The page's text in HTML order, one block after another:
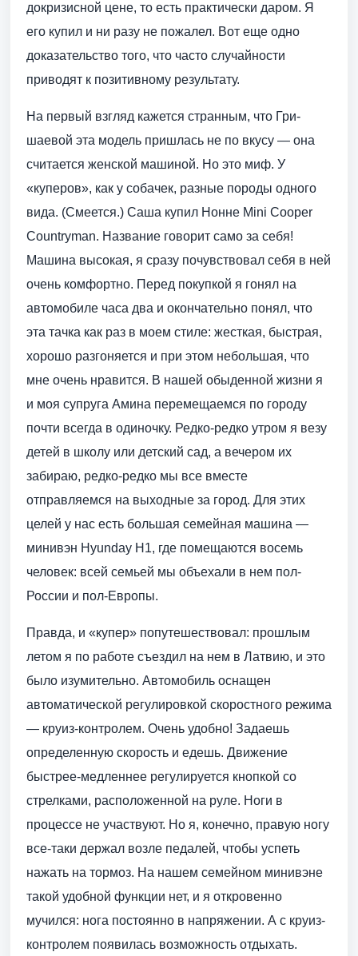
докризисной цене, то есть практически даром. Я
его купил и ни разу не пожалел. Вот еще одно
доказательство того, что часто случайности
приводят к позитивному результату.
На первый взгляд кажется странным, что Гри­
шаевой эта модель пришлась не по вкусу — она
считается женской машиной. Но это миф. У
«куперов», как у собачек, разные породы одного
вида. (Смеется.) Саша купил Нонне Mini Cooper
Сountryman. Название говорит само за себя!
Машина высокая, я сразу почувствовал себя в ней
очень комфортно. Перед покупкой я гонял на
автомобиле часа два и окончательно понял, что
эта тачка как раз в моем стиле: жесткая, быстрая,
хорошо разгоняется и при этом небольшая, что
мне очень нравится. В нашей обыденной жизни я
и моя супруга Амина перемещаемся по городу
почти всегда в одиночку. Редко-редко утром я везу
детей в школу или детский сад, а вечером их
забираю, редко-редко мы все вместе
отправляемся на выходные за город. Для этих
целей у нас есть большая семейная машина —
минивэн Hyunday H1, где помещаются восемь
человек: всей семьей мы объехали в нем пол-
России и пол-Европы.
Правда, и «купер» попутешествовал: прошлым
летом я по работе съездил на нем в Латвию, и это
было изумительно. Автомобиль оснащен
автоматической регулировкой скоростного режима
— круиз-контролем. Очень удобно! Задаешь
определенную скорость и едешь. Движение
быстрее-медленнее регулируется кнопкой со
стрелками, расположенной на руле. Ноги в
процессе не участвуют. Но я, конечно, правую ногу
все-таки держал возле педалей, чтобы успеть
нажать на тормоз. На нашем семейном минивэне
такой удобной функции нет, и я откровенно
мучился: нога постоянно в напряжении. А с круиз-
контролем появилась возможность отдыхать.